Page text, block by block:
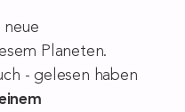
neue
Planeten.
- gelesen haben